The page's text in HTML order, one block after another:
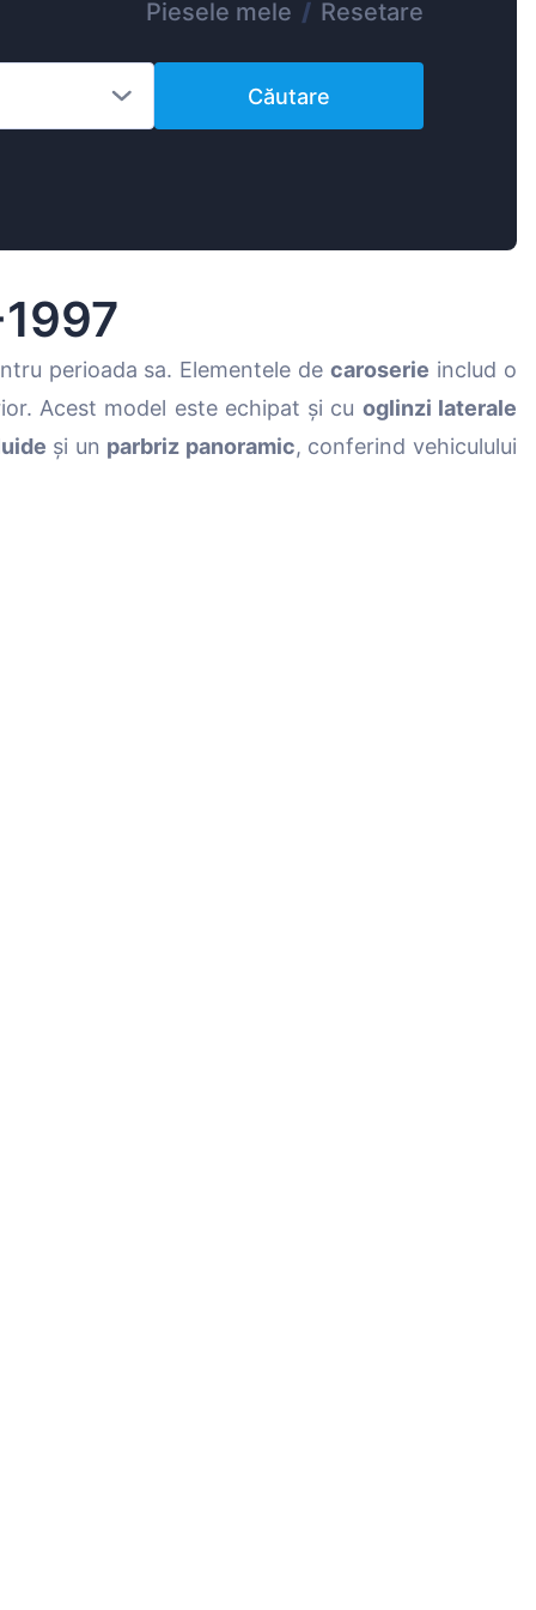
Magyar
Lietuvių
Hrvatski
Piesele mele / Resetare
Căutare
perioada sa. Elementele decaroserie includ o
Acest model este echipat și cu oglinzi laterale
și un parbriz panoramic, conferind vehiculului